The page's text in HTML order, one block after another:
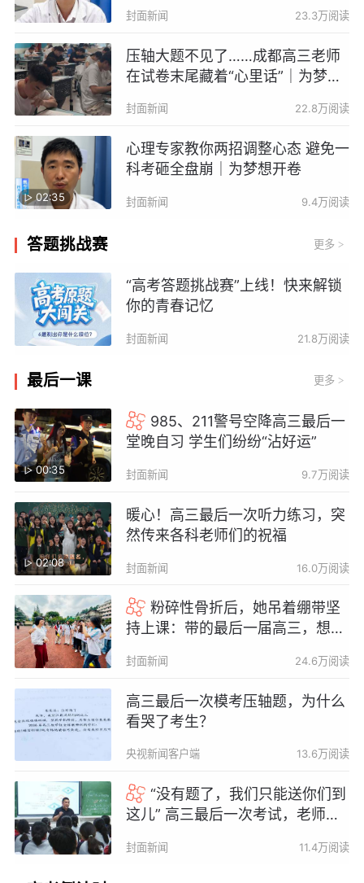
封面新闻 23.3万阅读
压轴大题不见了……成都高三老师
在试卷末尾藏着“心里话”｜为梦想
封面新闻 22.8万阅读
02:35
心理专家教你两招调整心态 避免一
科考砸全盘崩｜为梦想开卷
封面新闻 9.4万阅读
答题挑战赛 更多 >
“高考答题挑战赛”上线！快来解锁
你的青春记忆
封面新闻 21.8万阅读
最后一课 更多 >
00:35
985、211警号空降高三最后一
堂晚自习 学生们纷纷“沾好运”
封面新闻 9.7万阅读
02:08
暖心！高三最后一次听力练习，突
然传来各科老师们的祝福
封面新闻 16.0万阅读
粉碎性骨折后，她吊着绷带坚
持上课：带的最后一届高三，想陪
封面新闻 24.6万阅读
高三最后一次模考压轴题，为什么
看哭了考生？
央视新闻客户端 13.6万阅读
“没有题了，我们只能送你们到
这儿” 高三最后一次考试，老师把
封面新闻 11.4万阅读